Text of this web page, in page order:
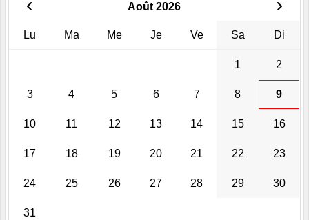
Août 2026
Lu Ma Me Je Ve Sa Di
1 2
3 4 5 6 7 8 9
10 11 12 13 14 15 16
17 18 19 20 21 22 23
24 25 26 27 28 29 30
31